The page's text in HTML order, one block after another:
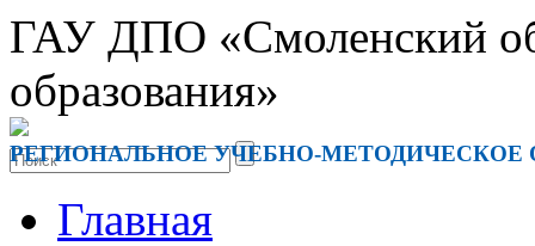
ГАУ ДПО «Смоленский
образования»
РЕГИОНАЛЬНОЕ УЧЕБНО-МЕТОДИЧЕСКОЕ
Главная